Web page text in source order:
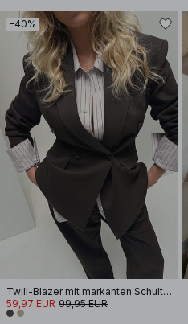
-40%
Twill-Blazer mit markanten Schultern
59,97 EUR 99,95 EUR